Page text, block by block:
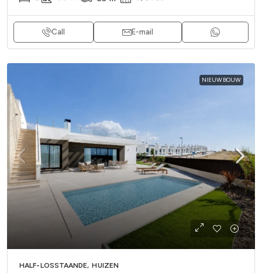
Call E-mail
NIEUWBOUW
HALF-LOSSTAANDE, HUIZEN